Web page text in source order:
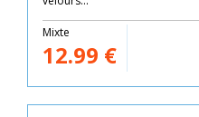
Mixte
12.99 €